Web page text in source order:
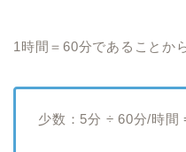
1時間＝60分であることから
少数：5分 ÷ 60分/時間